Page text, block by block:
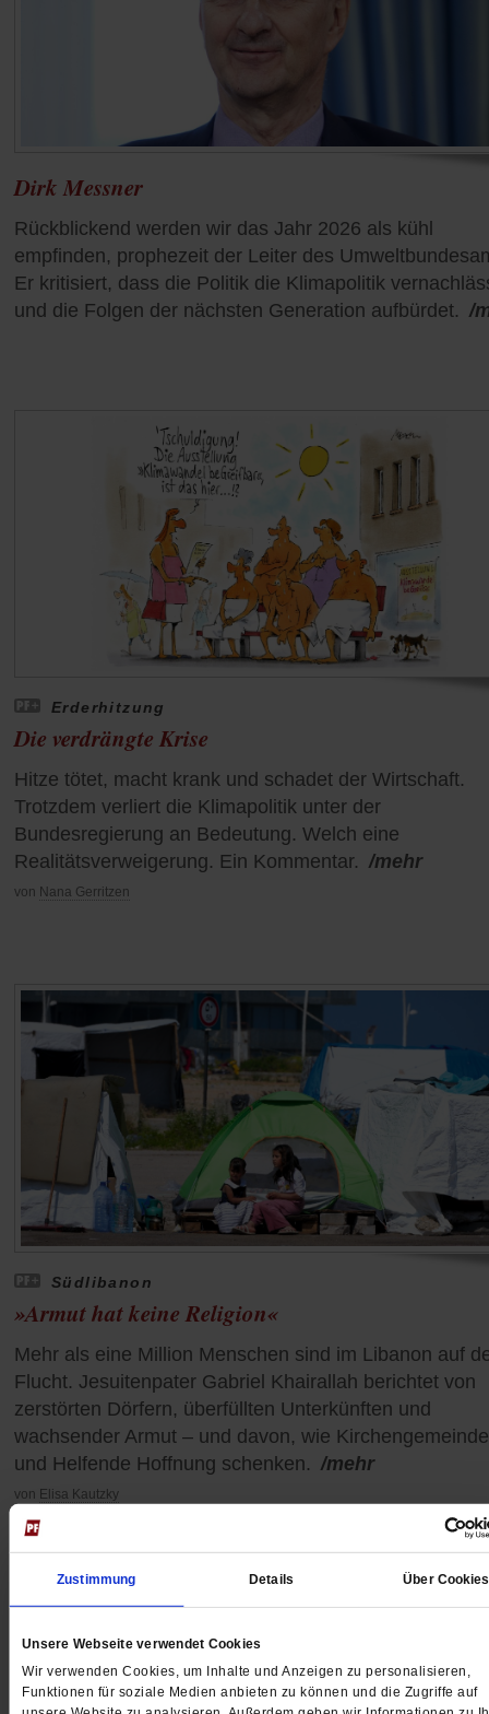
Zustimmung Details Über Cookies
Unsere Webseite verwendet Cookies
Wir verwenden Cookies, um Inhalte und Anzeigen zu personalisieren,
Funktionen für soziale Medien anbieten zu können und die Zugriffe auf
Dirk Messner
Rückblickend werden wir das Jahr 2026 als kühl
empfinden, prophezeit der Leiter des
Er kritisiert, dass die Politik die Klimapolitik
und die Folgen der nächsten Generation aufbürdet. /
Erderhitzung
Die verdrängte Krise
Hitze tötet, macht krank und schadet der Wirtschaft.
Trotzdem verliert die Klimapolitik unter der
Bundesregierung an Bedeutung. Welch eine
Realitätsverweigerung. Ein Kommentar. /mehr
von Nana Gerritzen
Südlibanon
»Armut hat keine Religion«
Mehr als eine Million Menschen sind im Libanon auf
Flucht. Jesuitenpater Gabriel Khairallah berichtet von
zerstörten Dörfern, überfüllten Unterkünften und
wachsender Armut – und davon, wie
und Helfende Hoffnung schenken. /mehr
von Elisa Kautzky